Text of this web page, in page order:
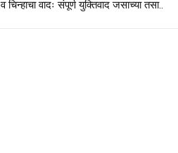
चिन्हाचा वादः संपूर्ण युक्तिवाद जसाच्या तसा..